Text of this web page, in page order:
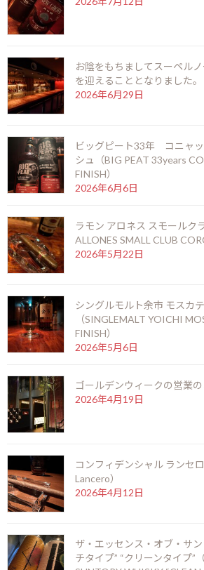
こちらのアードベッグは、90年代にアード
時期に、奇跡的に残ったバーボン樽で22
限定ボトルです。
いう意味です。
時期があります。かつてはアイラ島最大の
ドベッグでしたが、1981年にはウイスキ
生産を停止しました。1980年代はほぼ生産
も少量しか生産されていない時代がありま
ンモーレンジ社が買収した際には熟成庫に
なく、熟成しないと商品として販売できな
強いられます。その後グレンモーレンジィ
シー・ルイヴィトンに買収され徐々に人気
らアードベッグ・デーとして毎年6月に世界
ボトルがお披露目されるのでいち早く味わ
め、“アードベギャン” の方達が毎年心待ち
このトゥエンティーサムシングは、アード
少ない熟成の長い原酒が使われており、
お陰をもちましてスーペル
を迎えることとなりました。
2026年6月29日
ビッグピート33年 コニャ
シュ（BIG PEAT 33years
FINISH）
2026年6月6日
ラモン アロネス スモールク
ALLONES SMALL CLUB
2026年5月22日
シングルモルト余市 モスカ
（SINGLEMALT YOICHI
FINISH）
2026年5月6日
ゴールデンウィークの営業
2026年4月19日
コンフィデンシャル ランセ
Lancero）
2026年4月12日
ザ・エッセンス・オブ・サ
チタイプ” “クリーンタイプ”